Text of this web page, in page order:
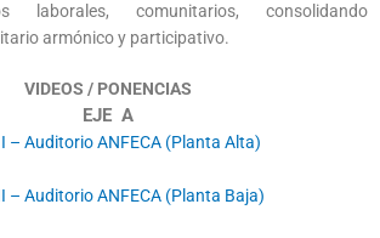
laborales, comunitarios, consolidando
armónico y participativo.
VIDEOS / PONENCIAS
EJE A
– Auditorio ANFECA (Planta Alta)
– Auditorio ANFECA (Planta Baja)